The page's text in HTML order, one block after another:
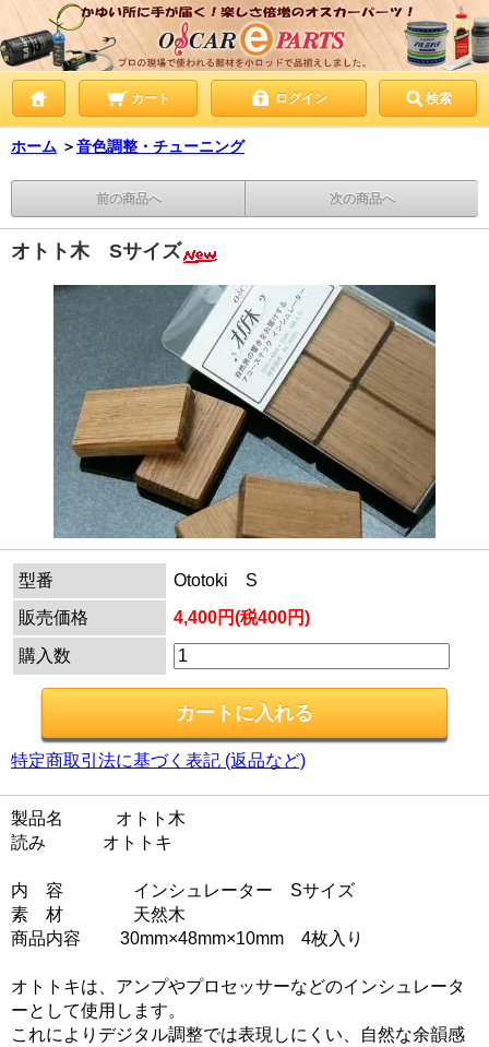
カート ログイン 検索
ホーム ＞音色調整・チューニング
前の商品へ 次の商品へ
オトト木 Sサイズ
型番
Ototoki S
販売価格
4,400円(税400円)
購入数
特定商取引法に基づく表記 (返品など)
製品名 オトト木
読み オトトキ
内 容 インシュレーター Sサイズ
素 材 天然木
商品内容 30mm×48mm×10mm 4枚入り
オトトキは、アンプやプロセッサーなどのインシュレータ
ーとして使用します。
これによりデジタル調整では表現しにくい、自然な余韻感